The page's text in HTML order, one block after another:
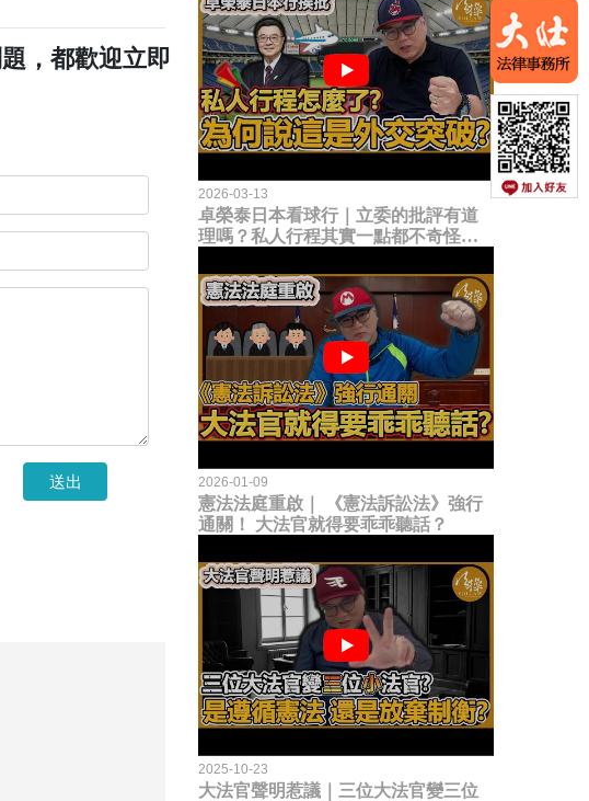
，都歡迎立即
送出
2026-03-13
卓榮泰日本看球行｜立委的批評有道
理嗎？私人行程其實一點都不奇怪？
2026-01-09
憲法法庭重啟｜ 《憲法訴訟法》強行
通關！ 大法官就得要乖乖聽話？
2025-10-23
大法官聲明惹議｜三位大法官變三位